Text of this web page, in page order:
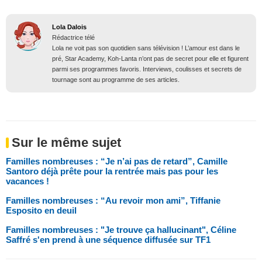
Lola Dalois
Rédactrice télé
Lola ne voit pas son quotidien sans télévision ! L’amour est dans le
pré, Star Academy, Koh-Lanta n’ont pas de secret pour elle et figurent
parmi ses programmes favoris. Interviews, coulisses et secrets de
tournage sont au programme de ses articles.
Sur le même sujet
Familles nombreuses : “Je n’ai pas de retard”, Camille
Santoro déjà prête pour la rentrée mais pas pour les
vacances !
Familles nombreuses : “Au revoir mon ami”, Tiffanie
Esposito en deuil
Familles nombreuses : "Je trouve ça hallucinant", Céline
Saffré s'en prend à une séquence diffusée sur TF1